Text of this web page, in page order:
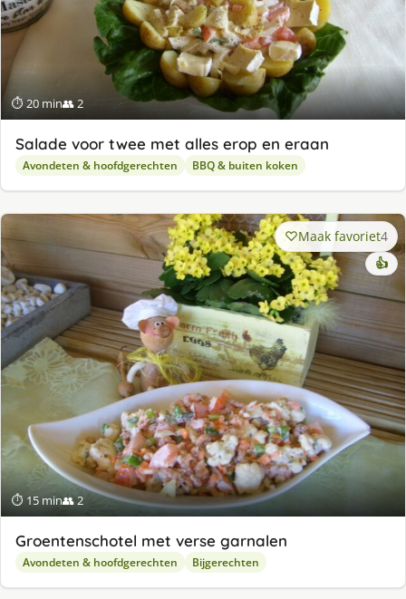
⏱ 20 min👥 2
Salade voor twee met alles erop en eraan
Avondeten & hoofdgerechten BBQ & buiten koken
⏱ 15 min👥 2
Maak favoriet4
👍
Groentenschotel met verse garnalen
Avondeten & hoofdgerechten Bijgerechten